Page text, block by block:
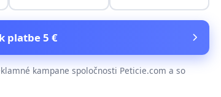
platbe 5 €
kampane spoločnosti Peticie.com a so